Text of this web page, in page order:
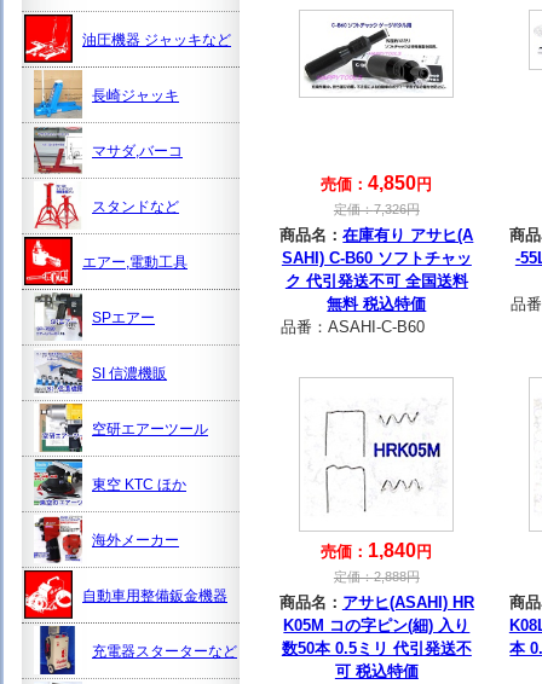
売価：4,850円
定価：7,326円
商品名：在庫有り アサヒ(A
SAHI) C-B60 ソフトチャッ
ク 代引発送不可 全国送料
無料 税込特価
品番： ASAHI-C-B60
商
-
品
売価： 1,840円
定価：2,888円
商品名： アサヒ(ASAHI) HR
K05M コの字ピン(細) 入り
数50本 0.5ミリ 代引発送不
可 税込特価
商
本
油圧機器 ジャッキなど
長崎ジャッキ
マサダ,バーコ
スタンドなど
エアー,電動工具
SPエアー
SI 信濃機販
空研エアーツール
東空 KTC ほか
海外メーカー
自動車用整備鈑金機器
充電器スターターなど